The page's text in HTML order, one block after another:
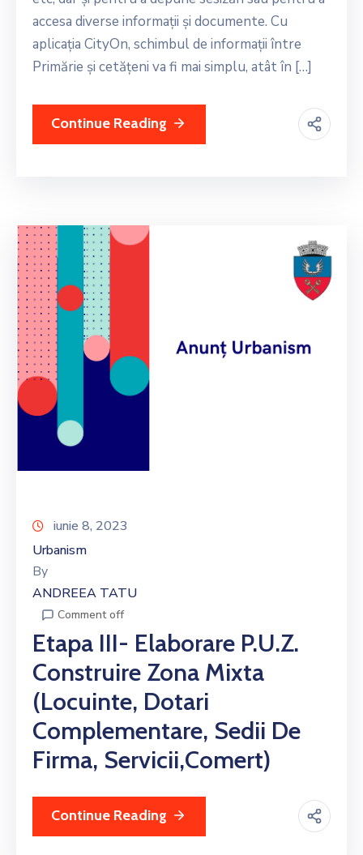
accesa diverse informații și documente. Cu
aplicația CityOn, schimbul de informații între
Primărie și cetățeni va fi mai simplu, atât în […]
Continue Reading
iunie 8, 2023
Urbanism
By
ANDREEA TATU
Comment off
Etapa III- Elaborare P.U.Z.
Construire Zona Mixta
(locuinte, Dotari
Complementare, Sedii De
Firma, Servicii,comert)
Continue Reading